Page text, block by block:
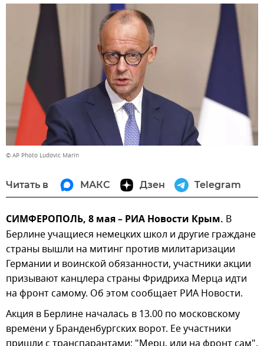
© AP Photo Ludovic Marin
Читать в МАКС Дзен Telegram
СИМФЕРОПОЛЬ, 8 мая – РИА Новости Крым. В
Берлине учащиеся немецких школ и другие граждане
страны вышли на митинг против милитаризации
Германии и воинской обязанности, участники акции
призывают канцлера страны Фридриха Мерца идти
на фронт самому. Об этом сообщает РИА Новости.
Акция в Берлине началась в 13.00 по московскому
времени у Бранденбургских ворот. Ее участники